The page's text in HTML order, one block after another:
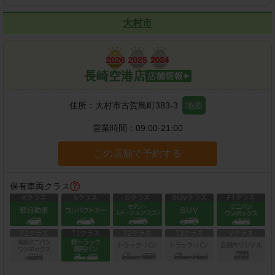
大村市
長崎空港店
住所： 大村市古賀島町383-3 地図
営業時間： 09:00-21:00
この店舗で予約する
保有車両クラス